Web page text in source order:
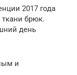
2017 года
брюк.
день
и